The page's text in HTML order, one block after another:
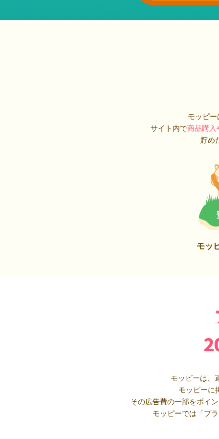
モッピ
サイト内で商品購入
貯め
モッ
モッピーは、
モッピーに
その広告費の一部をポイ
モッピーでは「プ